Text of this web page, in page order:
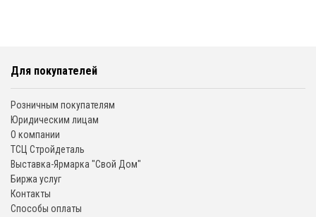
Для покупателей
Розничным покупателям
Юридическим лицам
О компании
ТСЦ Стройдеталь
Выставка-Ярмарка "Свой Дом"
Биржа услуг
Контакты
Способы оплаты